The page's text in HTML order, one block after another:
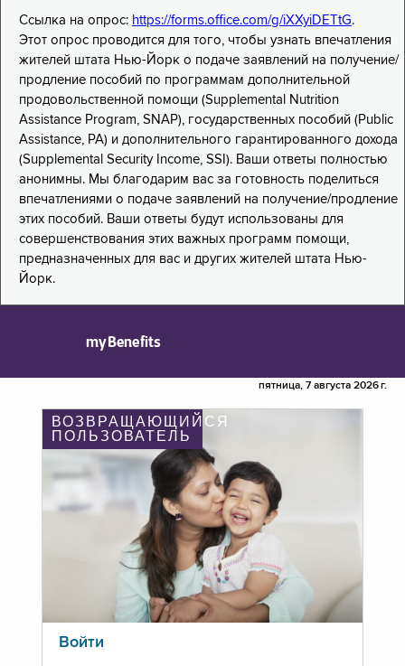
Ссылка на опрос: https://forms.office.com/g/iXXyiDETtG.
Этот опрос проводится для того, чтобы узнать впечатления
жителей штата Нью-Йорк о подаче заявлений на получение/
продление пособий по программам дополнительной
продовольственной помощи (Supplemental Nutrition
Assistance Program, SNAP), государственных пособий (Public
Assistance, PA) и дополнительного гарантированного дохода
(Supplemental Security Income, SSI). Ваши ответы полностью
анонимны. Мы благодарим вас за готовность поделиться
впечатлениями о подаче заявлений на получение/продление
этих пособий. Ваши ответы будут использованы для
совершенствования этих важных программ помощи,
предназначенных для вас и других жителей штата Нью-
Йорк.
myBenefits
пятница, 7 августа 2026 г.
ВОЗВРАЩАЮЩИЙСЯ
ПОЛЬЗОВАТЕЛЬ
Войти